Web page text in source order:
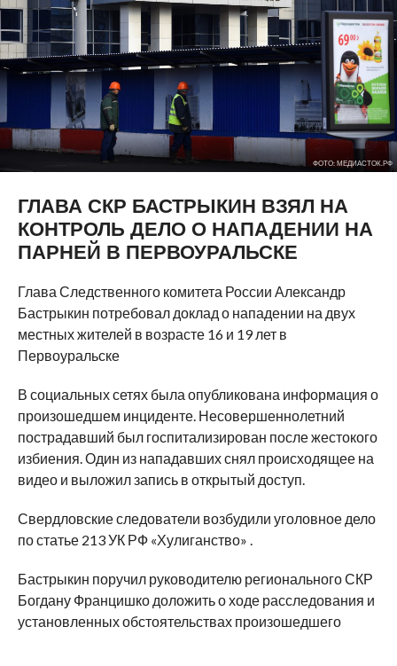
ФОТО: МЕДИАСТОК.РФ
ГЛАВА СКР БАСТРЫКИН ВЗЯЛ НА
КОНТРОЛЬ ДЕЛО О НАПАДЕНИИ НА
ПАРНЕЙ В ПЕРВОУРАЛЬСКЕ
Глава Следственного комитета России Александр
Бастрыкин потребовал доклад о нападении на двух
местных жителей в возрасте 16 и 19 лет в
Первоуральске
В социальных сетях была опубликована информация о
произошедшем инциденте. Несовершеннолетний
пострадавший был госпитализирован после жестокого
избиения. Один из нападавших снял происходящее на
видео и выложил запись в открытый доступ.
Свердловские следователи возбудили уголовное дело
по статье 213 УК РФ «Хулиганство» .
Бастрыкин поручил руководителю регионального СКР
Богдану Францишко доложить о ходе расследования и
установленных обстоятельствах произошедшего